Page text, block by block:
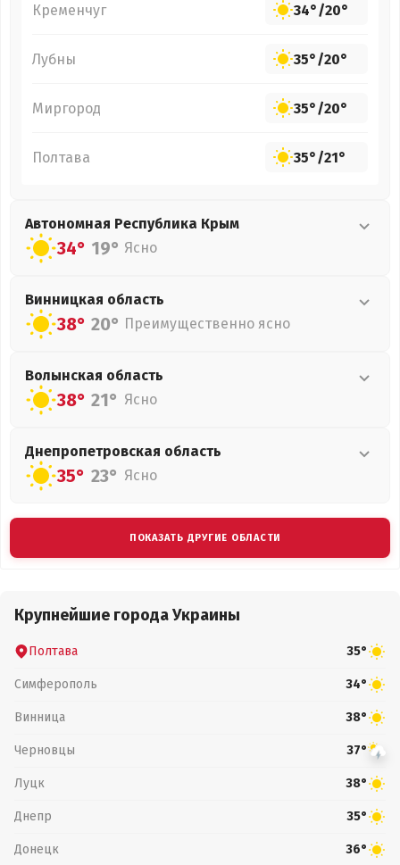
Кременчуг 34°/20°
Лубны 35°/20°
Миргород 35°/20°
Полтава 35°/21°
Автономная Республика Крым
34° 19° Ясно
Винницкая область
38° 20° Преимущественно ясно
Волынская область
38° 21° Ясно
Днепропетровская область
35° 23° Ясно
ПОКАЗАТЬ ДРУГИЕ ОБЛАСТИ
Крупнейшие города Украины
Полтава 35°
Симферополь 34°
Винница 38°
Черновцы 37°
Луцк 38°
Днепр 35°
Донецк 36°